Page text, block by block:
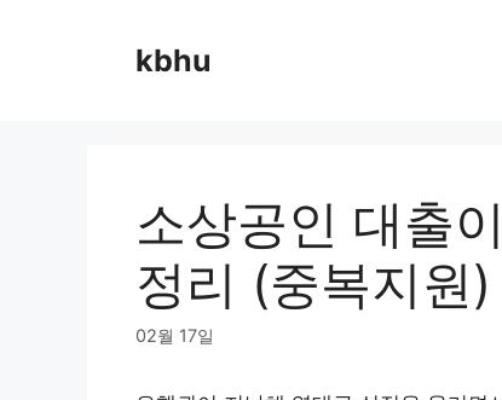
kbhu
소상공인 대출
정리 (중복지원)
02월 17일